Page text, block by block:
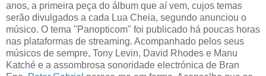
anos, a primeira peça do álbum que aí vem, cujos temas
serão divulgados a cada Lua Cheia, segundo anunciou o
músico. O tema "Panopticom" foi publicado há poucas horas
nas plataformas de streaming. Acompanhado pelos seus
músicos de sempre, Tony Levin, David Rhodes e Manu
Katché e a assombrosa sonoridade electrónica de Bran